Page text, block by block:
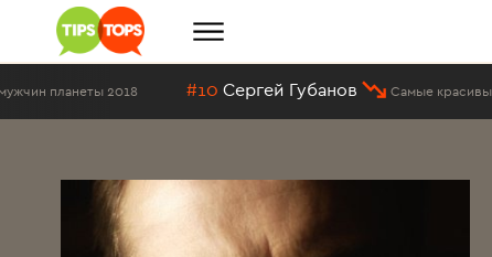
#10 Сергей Губанов Самые красивые мужчины России